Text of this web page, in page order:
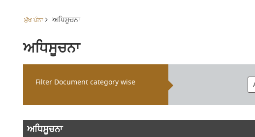
ਮੁੱਖ ਪੰਨਾ ਅਧਿਸੂਚਨਾ
ਅਧਿਸੂਚਨਾ
Filter Document category wise
ਅਧਿਸੂਚਨਾ